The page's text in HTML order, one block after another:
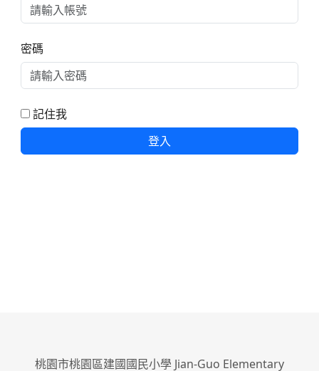
密碼
記住我
登入
桃園市桃園區建國國民小學 Jian-Guo Elementary